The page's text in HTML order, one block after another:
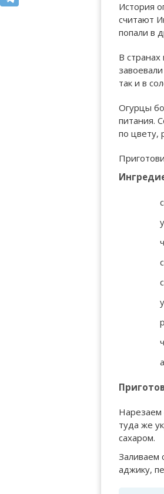
История
считают
попали в
В
так и в
Огурцы
питания.
по цвету,
Нарезаем
туда же
сахаром.
Заливаем
аджику,